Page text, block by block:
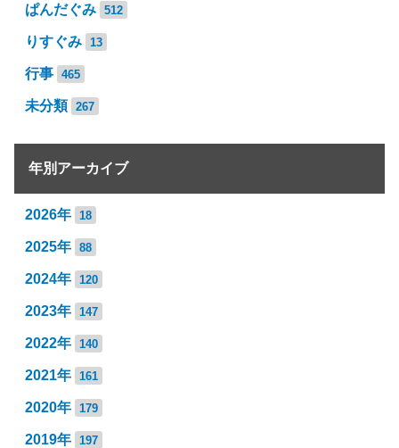
ぱんだぐみ 512
りすぐみ 13
行事 465
未分類 267
年別アーカイブ
2026年 18
2025年 88
2024年 120
2023年 147
2022年 140
2021年 161
2020年 179
2019年 197